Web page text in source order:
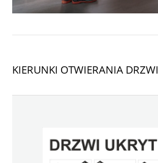
KIERUNKI OTWIERANIA DRZWI